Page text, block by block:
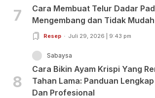
7
Cara Membuat Telur Dadar
Mengembang dan Tidak
Resep Juli 29, 2026 | 9:43 pm
8
Sabaysa
Cara Bikin Ayam Krispi Yang
Tahan Lama: Panduan
Dan Profesional